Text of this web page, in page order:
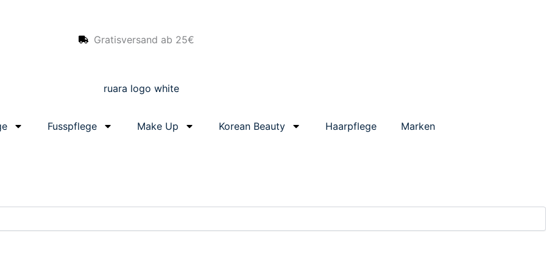
Gratisversand ab 25€
Fusspflege Make Up Korean Beauty Haarpflege Marken